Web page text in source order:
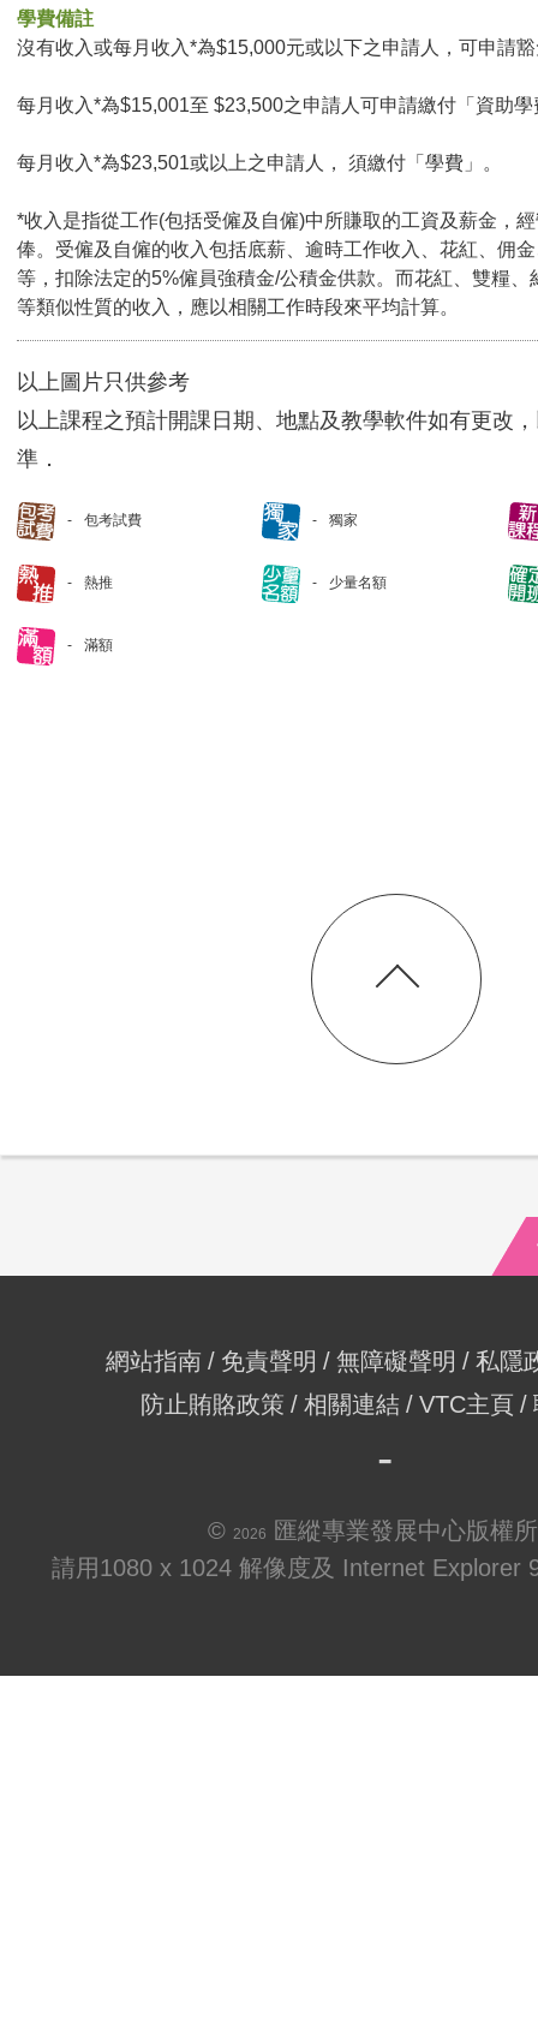
學費備註
沒有收入或每月收入*為$15,000元或以下之申請人，可申請
每月收入*為$15,001至 $23,500之申請人可申請繳付「資助學
每月收入*為$23,501或以上之申請人， 須繳付「學費」。
*收入是指從工作(包括受僱及自僱)中所賺取的工資及薪金，
俸。受僱及自僱的收入包括底薪、逾時工作收入、花紅、佣
等，扣除法定的5%僱員強積金/公積金供款。而花紅、雙糧、
等類似性質的收入，應以相關工作時段來平均計算。
以上圖片只供參考
以上課程之預計開課日期、地點及教學軟件如有更改
準．
包考試費 獨家
熱推 少量名額
滿額
網站指南 免責聲明 無障礙聲明
私隱
防止賄賂政策
相關連結 VTC主頁
© 2026
匯縱專業發展中心版權
請用1080 x 1024 解像度及 Internet Explorer